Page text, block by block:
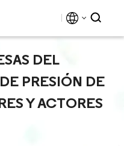
DEL
PRESIÓN DE
Y ACTORES